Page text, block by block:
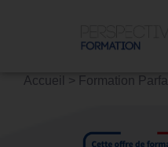
Accueil > Formation